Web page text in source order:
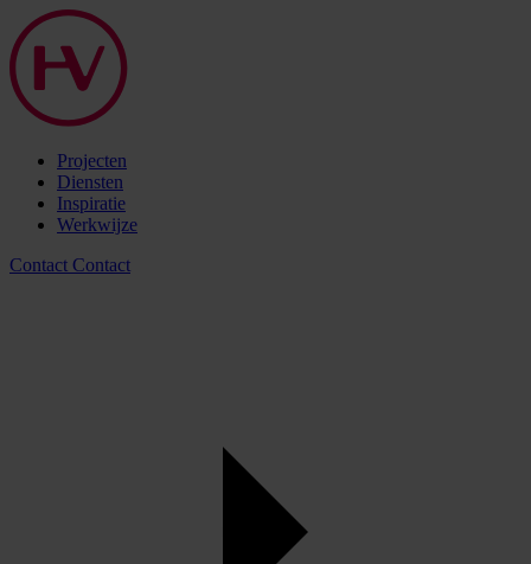
Projecten
Diensten
Inspiratie
Werkwijze
Contact Contact